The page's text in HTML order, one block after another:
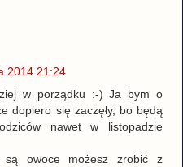
2014 21:24
w porządku :-) Ja bym o
dopiero się zaczęły, bo będą
nawet w listopadzie
owoce możesz zrobić z